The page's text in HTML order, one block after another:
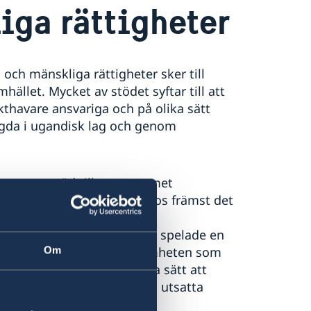
Om
rättigheter
mänskliga rättigheter sker till
Mycket av stödet syftar till att
ansvariga och på olika sätt
i ugandisk lag och genom
gett stöd till programmet
bygger i sin tur kapacitet hos främst det
med demokratisk
rättigheter i landet. DGF spelade en
till exempel. I verksamheten som
att exempel på olika sätt att
rättshjälp till utsatta